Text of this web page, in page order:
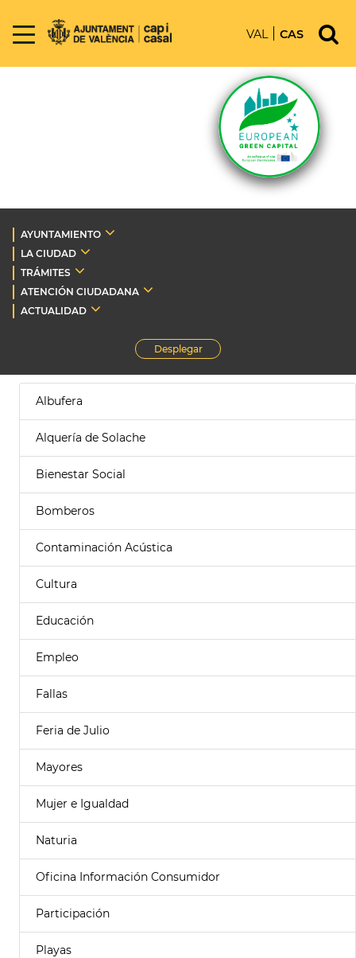
VAL CAS
AYUNTAMIENTO
LA CIUDAD
TRÁMITES
ATENCIÓN CIUDADANA
ACTUALIDAD
Desplegar
Albufera
Alquería de Solache
Bienestar Social
Bomberos
Contaminación Acústica
Cultura
Educación
Empleo
Fallas
Feria de Julio
Mayores
Mujer e Igualdad
Naturia
Oficina Información Consumidor
Participación
Playas